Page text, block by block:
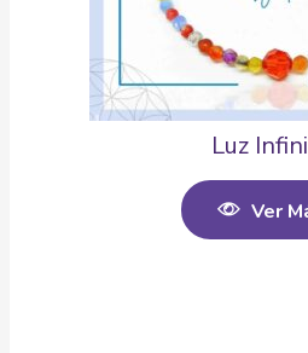
Luz
Ver